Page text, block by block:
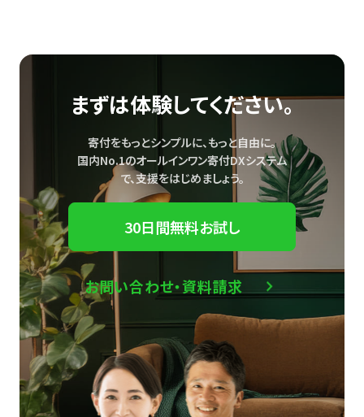
まずは体験してください。
寄付をもっとシンプルに、もっと自由に。
国内No.1のオールインワン寄付DXシステム
で、支援をはじめましょう。
30日間無料お試し
お問い合わせ・資料請求